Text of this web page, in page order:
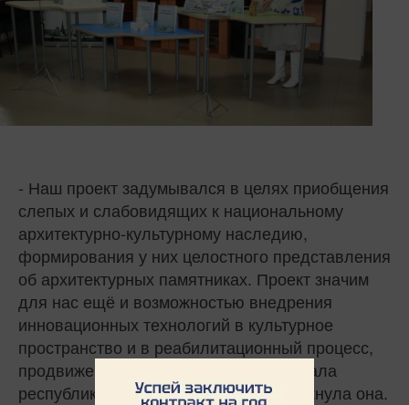
- Наш проект задумывался в целях приобщения
слепых и слабовидящих к национальному
архитектурно-культурному наследию,
формирования у них целостного представления
об архитектурных памятниках. Проект значим
для нас ещё и возможностью внедрения
инновационных технологий в культурное
пространство и в реабилитационный процесс,
продвижения туристического потенциала
республики среди незрячих, – подчеркнула она.